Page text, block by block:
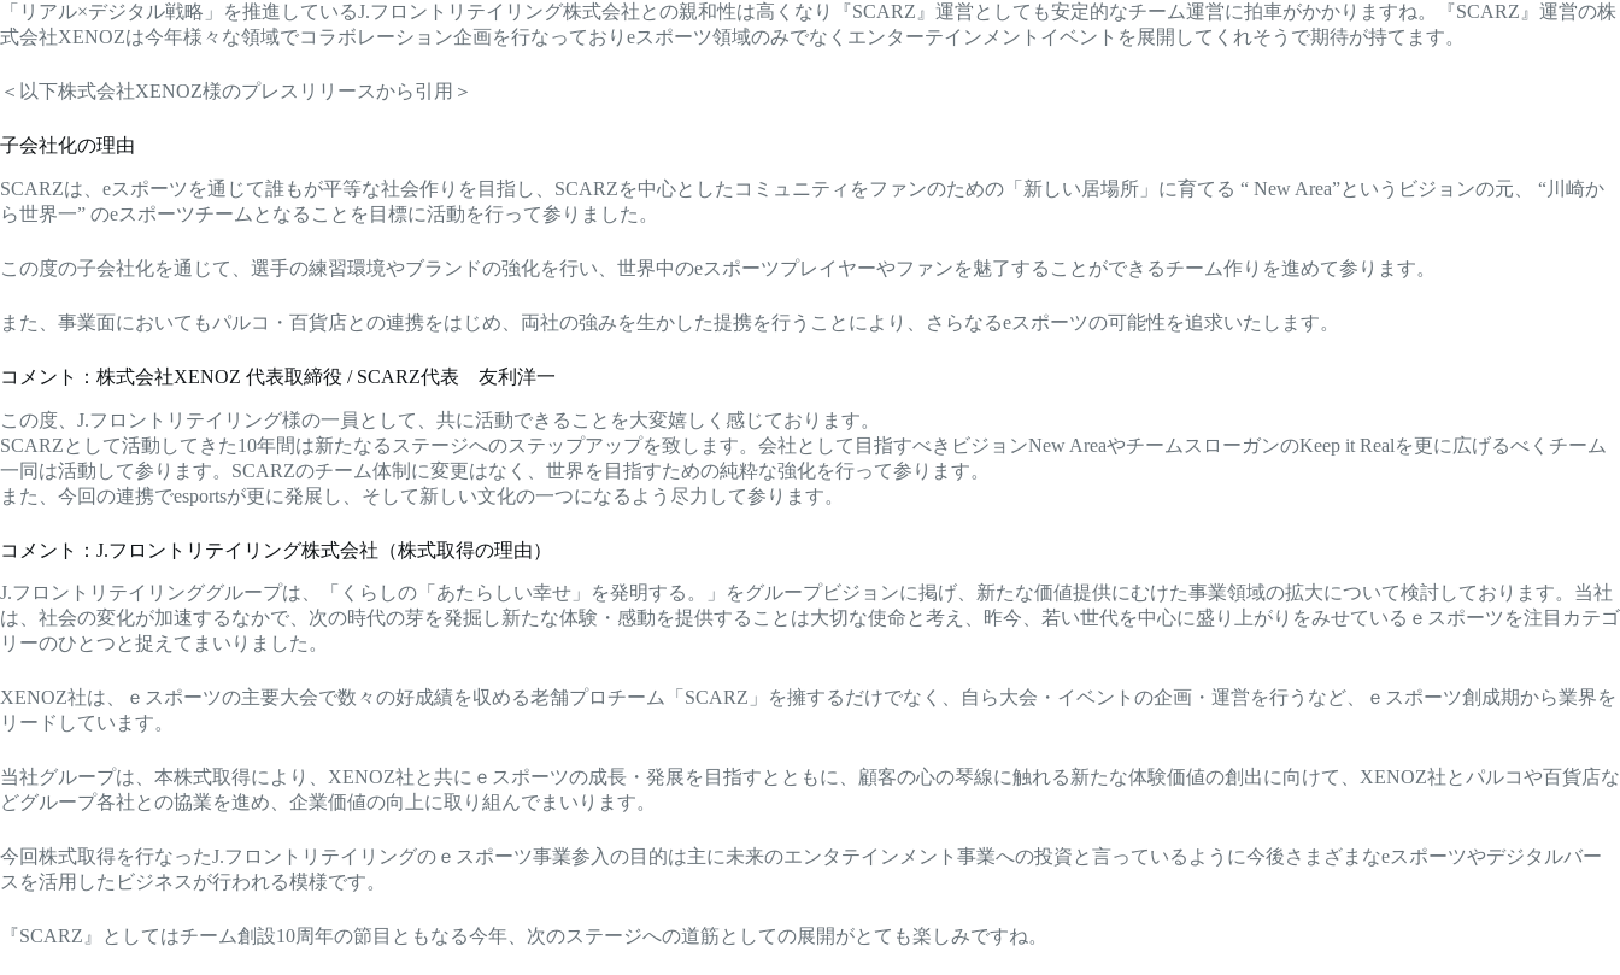
「リアル×デジタル戦略」を推進しているJ.フロントリテイリング株式会社との親和性は高くなり『SCARZ』運営としても安定的なチーム運営に拍車がかかりますね。『SCARZ』運営の株
式会社XENOZは今年様々な領域でコラボレーション企画を行なっておりeスポーツ領域のみでなくエンターテインメントイベントを展開してくれそうで期待が持てます。
＜以下株式会社XENOZ様のプレスリリースから引用＞
子会社化の理由
SCARZは、eスポーツを通じて誰もが平等な社会作りを目指し、SCARZを中心としたコミュニティをファンのための「新しい居場所」に育てる “ New Area”というビジョンの元、 “川崎か
ら世界一” のeスポーツチームとなることを目標に活動を行って参りました。
この度の子会社化を通じて、選手の練習環境やブランドの強化を行い、世界中のeスポーツプレイヤーやファンを魅了することができるチーム作りを進めて参ります。
また、事業面においてもパルコ・百貨店との連携をはじめ、両社の強みを生かした提携を行うことにより、さらなるeスポーツの可能性を追求いたします。
コメント：株式会社XENOZ 代表取締役 / SCARZ代表 友利洋一
この度、J.フロントリテイリング様の一員として、共に活動できることを大変嬉しく感じております。
SCARZとして活動してきた10年間は新たなるステージへのステップアップを致します。会社として目指すべきビジョンNew AreaやチームスローガンのKeep it Realを更に広げるべくチーム
一同は活動して参ります。SCARZのチーム体制に変更はなく、世界を目指すための純粋な強化を行って参ります。
また、今回の連携でesportsが更に発展し、そして新しい文化の一つになるよう尽力して参ります。
コメント：J.フロントリテイリング株式会社（株式取得の理由）
J.フロントリテイリンググループは、「くらしの「あたらしい幸せ」を発明する。」をグループビジョンに掲げ、新たな価値提供にむけた事業領域の拡大について検討しております。当社
は、社会の変化が加速するなかで、次の時代の芽を発掘し新たな体験・感動を提供することは大切な使命と考え、昨今、若い世代を中心に盛り上がりをみせているｅスポーツを注目カテゴ
リーのひとつと捉えてまいりました。
XENOZ社は、ｅスポーツの主要大会で数々の好成績を収める老舗プロチーム「SCARZ」を擁するだけでなく、自ら大会・イベントの企画・運営を行うなど、ｅスポーツ創成期から業界を
リードしています。
当社グループは、本株式取得により、XENOZ社と共にｅスポーツの成長・発展を目指すとともに、顧客の心の琴線に触れる新たな体験価値の創出に向けて、XENOZ社とパルコや百貨店な
どグループ各社との協業を進め、企業価値の向上に取り組んでまいります。
今回株式取得を行なったJ.フロントリテイリングのｅスポーツ事業参入の目的は主に未来のエンタテインメント事業への投資と言っているように今後さまざまなeスポーツやデジタルバー
スを活用したビジネスが行われる模様です。
『SCARZ』としてはチーム創設10周年の節目ともなる今年、次のステージへの道筋としての展開がとても楽しみですね。